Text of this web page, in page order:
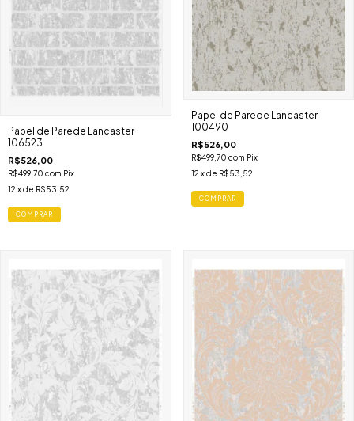
Papel de Parede Lancaster
106523
R$526,00
R$499,70 com Pix
12 x de R$53,52
COMPRAR
Papel de Parede Lancaster
100490
R$526,00
R$499,70 com Pix
12 x de R$53,52
COMPRAR